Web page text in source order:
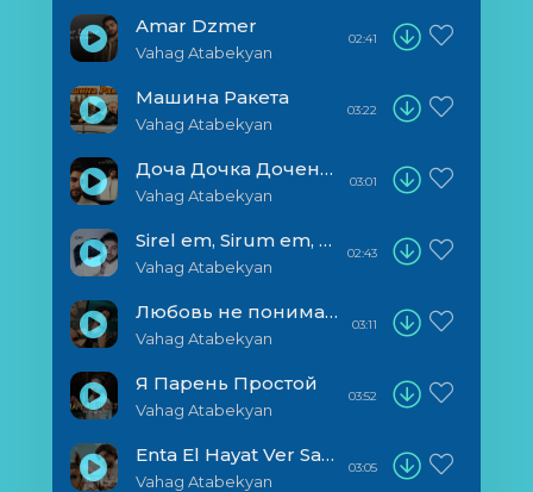
Amar Dzmer
Vahag Atabekyan
02:41
Машина Ракета
Vahag Atabekyan
03:22
Доча Дочка Доченька
Vahag Atabekyan
03:01
Sirel em, Sirum em, Ksirem
Vahag Atabekyan
02:43
Любовь не понимает слов
Vahag Atabekyan
03:11
Я Парень Простой
Vahag Atabekyan
03:52
Enta El Hayat Ver Sareric
Vahag Atabekyan
03:05